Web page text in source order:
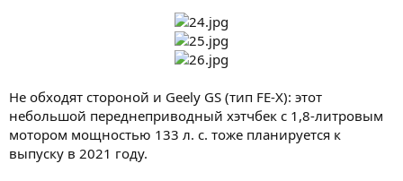
Не обходят стороной и Geely GS (тип FE-X): этот
небольшой переднеприводный хэтчбек с 1,8-литровым
мотором мощностью 133 л. с. тоже планируется к
выпуску в 2021 году.